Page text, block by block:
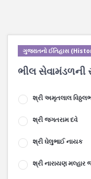
ગુજરાતનો ઈતિહાસ
ભીલ સેવામંડળની
શ્રી અમૃતલાલ
શ્રી જગતરામ દવે
શ્રી ઘેલુભાઈ નાયક
શ્રી નારાયણ મલ્હાર